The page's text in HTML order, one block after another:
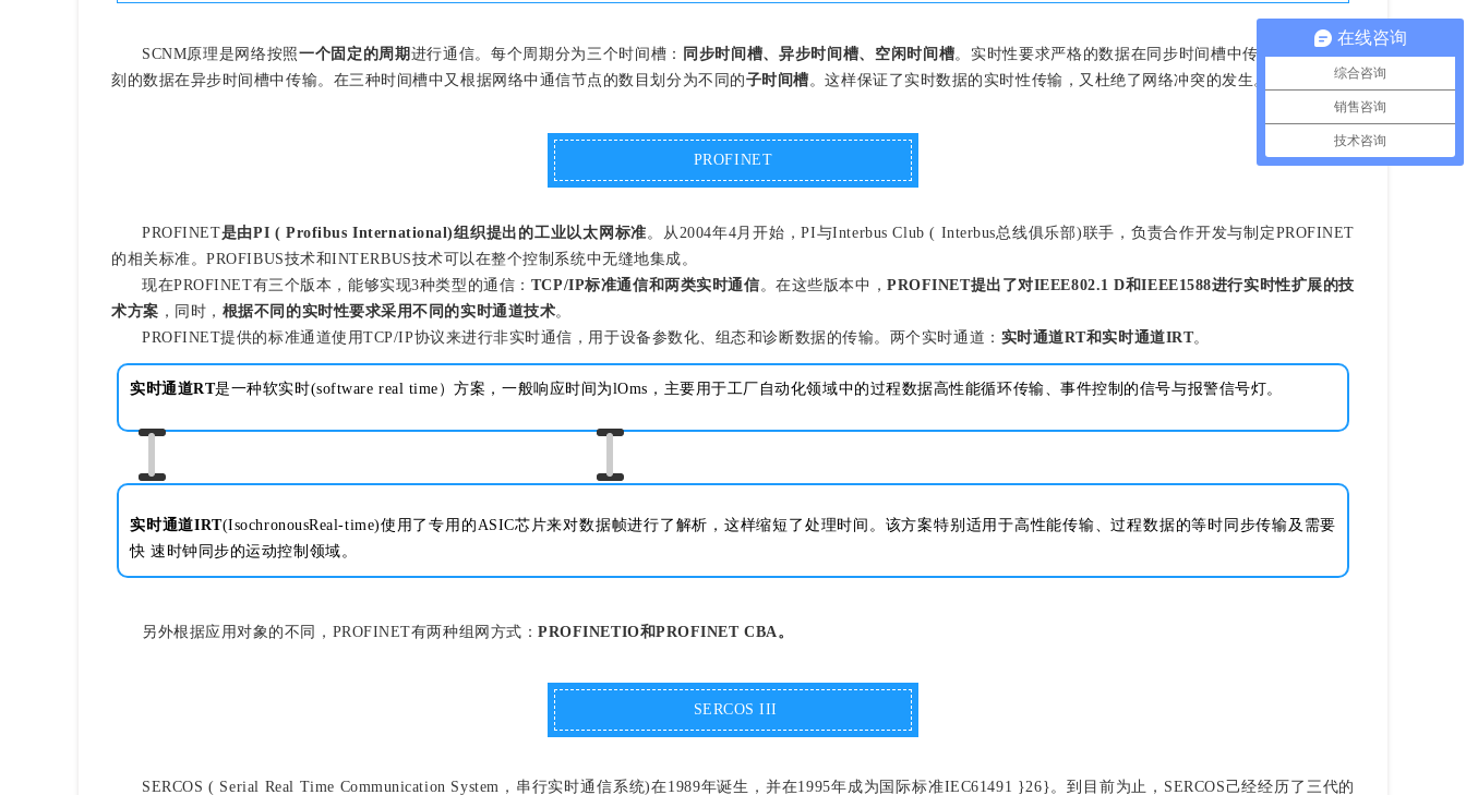
SCNM原理是网络按照一个固定的周期 进行通信。每个周期分为三个时间槽： 同步时间槽、异步时间槽、空闲时间槽。实时性要求严格的数据在同步时间槽中传输。时间不苛
刻的数据在异步时间槽中传输。在三种时间槽中又根据网络中通信节点的数目划分为不同的子时间槽 。这样保证了实时数据的实时性传输，又杜绝了网络冲突的发生。
PROFINET
PROFINET是由PI ( Profibus International)组织提出的工业以太网标准。从2004年4月开始，PI与Interbus Club ( Interbus总线俱乐部)联手，负责合作开发与制定PROFINET
的相关标准。PROFIBUS技术和INTERBUS技术可以在整个控制系统中无缝地集成。
现在PROFINET有三个版本，能够实现3种类型的通信： TCP/IP标准通信和两类实时通信。在这些版本中，PROFINET提出了对IEEE802.1 D和IEEE1588进行实时性扩展的技
术方案 ，同时， 根据不同的实时性要求采用不同的实时通道技术。
PROFINET提供的标准通道使用TCP/IP协议来进行非实时通信，用于设备参数化、组态和诊断数据的传输。两个实时通道： 实时通道RT和实时通道IRT。
实时通道RT是一种软实时(software real time）方案，一般响应时间为lOms，主要用于工厂自动化领域中的过程数据高性能循环传输、事件控制的信号与报警信号灯。
实时通道IRT(IsochronousReal-time)使用了专用的ASIC芯片来对数据帧进行了解析，这样缩短了处理时间。该方案特别适用于高性能传输、过程数据的等时同步传输及需要
快 速时钟同步的运动控制领域。
另外根据应用对象的不同，PROFINET有两种组网方式：PROFINETIO和PROFINET CBA。
SERCOS III
SERCOS ( Serial Real Time Communication System，串行实时通信系统)在1989年诞生，并在1995年成为国际标准IEC61491 }26}。到目前为止，SERCOS己经经历了三代的
在线咨询
综合咨询
销售咨询
技术咨询